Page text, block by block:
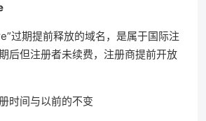
过期提前释放的域名，是属于国际注
后但注册者未续费，注册商提前开放
时间与以前的不变